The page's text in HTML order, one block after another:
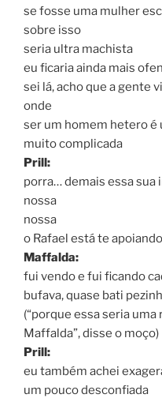
se fosse uma mulher
sobre isso
seria ultra machista
eu ficaria ainda mais
sei lá, acho que a gente
onde
ser um homem hetero
muito complicada
Prill:
porra… demais essa sua
nossa
nossa
o Rafael está te
Maffalda:
fui vendo e fui ficando
bufava, quase bati
(“porque essa seria
Maffalda”, disse o moço)
Prill:
eu também achei
um pouco desconfiada